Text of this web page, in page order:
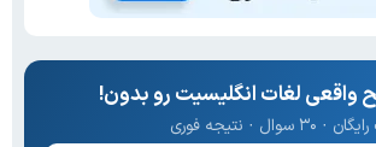
لغات انگلیسیت رو بدون!
سوال · نتیجه فوری